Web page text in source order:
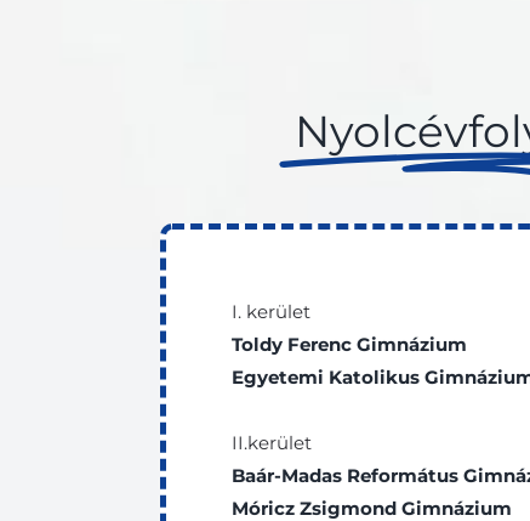
I. kerület
Toldy Ferenc Gimnázium
Egyetemi Katolikus
II.kerület
Baár-Madas Református
Móricz Zsigmond Gimnázium